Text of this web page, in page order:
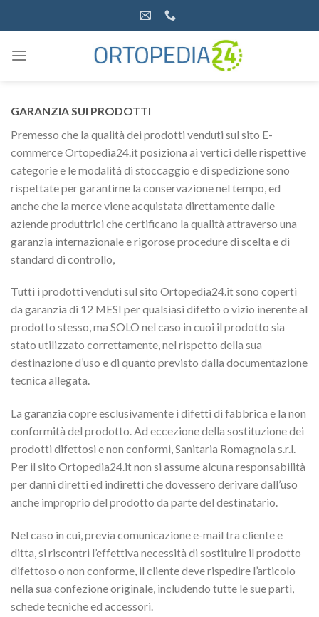
GARANZIA SUI PRODOTTI
Premesso che la qualità dei prodotti venduti sul sito E-
commerce Ortopedia24.it posiziona ai vertici delle rispettive
categorie e le modalità di stoccaggio e di spedizione sono
rispettate per garantirne la conservazione nel tempo, ed
anche che la merce viene acquistata direttamente dalle
aziende produttrici che certificano la qualità attraverso una
garanzia internazionale e rigorose procedure di scelta e di
standard di controllo,
Tutti i prodotti venduti sul sito Ortopedia24.it sono coperti
da garanzia di 12 MESI per qualsiasi difetto o vizio inerente al
prodotto stesso, ma SOLO nel caso in cuoi il prodotto sia
stato utilizzato correttamente, nel rispetto della sua
destinazione d’uso e di quanto previsto dalla documentazione
tecnica allegata.
La garanzia copre esclusivamente i difetti di fabbrica e la non
conformità del prodotto. Ad eccezione della sostituzione dei
prodotti difettosi e non conformi, Sanitaria Romagnola s.r.l.
Per il sito Ortopedia24.it non si assume alcuna responsabilità
per danni diretti ed indiretti che dovessero derivare dall’uso
anche improprio del prodotto da parte del destinatario.
Nel caso in cui, previa comunicazione e-mail tra cliente e
ditta, si riscontri l’effettiva necessità di sostituire il prodotto
difettoso o non conforme, il cliente deve rispedire l’articolo
nella sua confezione originale, includendo tutte le sue parti,
schede tecniche ed accessori.